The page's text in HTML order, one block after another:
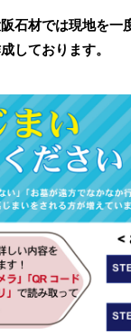
石材では現地を一
しております。